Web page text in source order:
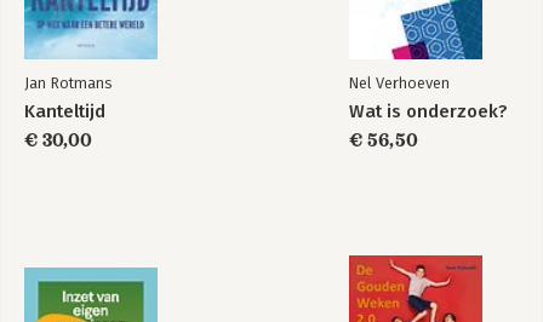
Jan Rotmans
Kanteltijd
€ 30,00
Nel Verhoeven
Wat is onderzoek?
€ 56,50